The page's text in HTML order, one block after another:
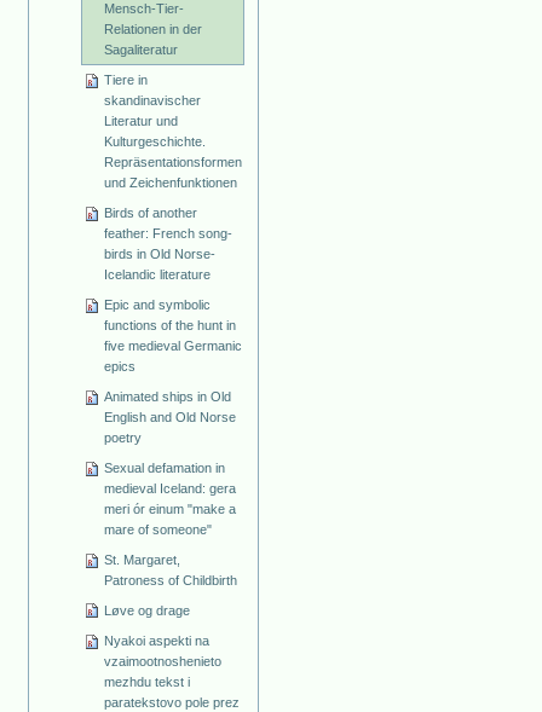
Mensch-Tier-
Relationen in der
Sagaliteratur
Tiere in
skandinavischer
Literatur und
Kulturgeschichte.
Repräsentationsformen
und Zeichenfunktionen
Birds of another
feather: French song-
birds in Old Norse-
Icelandic literature
Epic and symbolic
functions of the hunt in
five medieval Germanic
epics
Animated ships in Old
English and Old Norse
poetry
Sexual defamation in
medieval Iceland: gera
meri ór einum "make a
mare of someone"
St. Margaret,
Patroness of Childbirth
Løve og drage
Nyakoi aspekti na
vzaimootnoshenieto
mezhdu tekst i
paratekstovo pole prez